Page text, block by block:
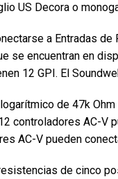
US Decora o
a Entradas
se encuentran en
12 GPI. El
de 47k
controladores AC-
AC-V pueden
de cinco